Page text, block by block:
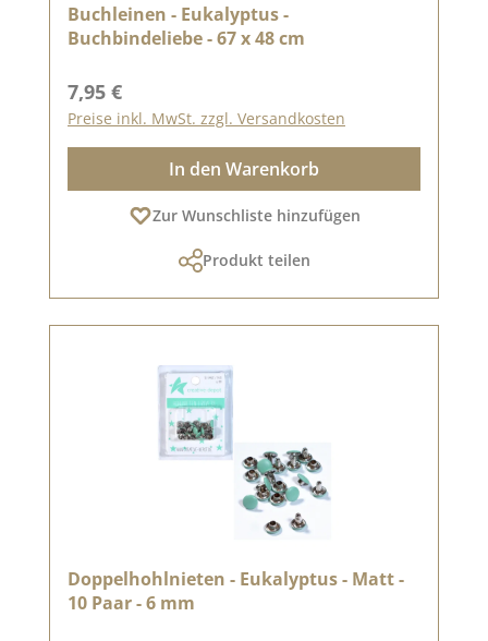
Buchleinen - Eukalyptus -
Buchbindeliebe - 67 x 48 cm
Regulärer Preis:
7,95 €
Preise inkl. MwSt. zzgl. Versandkosten
In den Warenkorb
Zur Wunschliste hinzufügen
Produkt teilen
Doppelhohlnieten - Eukalyptus - Matt -
10 Paar - 6 mm